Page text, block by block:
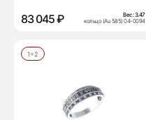
83 045 ₽ Вес:3.47
кольцо (Au 585) 04-0094
1=2